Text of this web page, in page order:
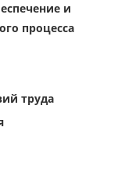
и
процесса
труда